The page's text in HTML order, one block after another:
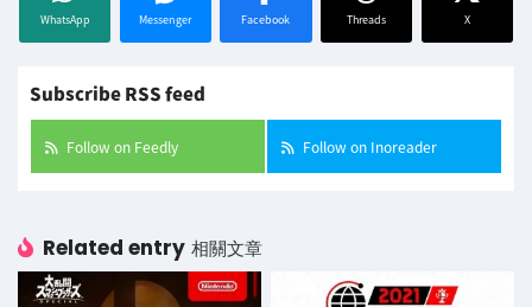
WhatsApp Messenger Facebook Threads X
Subscribe RSS feed
Follow on Feedly Follow on Inoreader
Related entry 相關文章